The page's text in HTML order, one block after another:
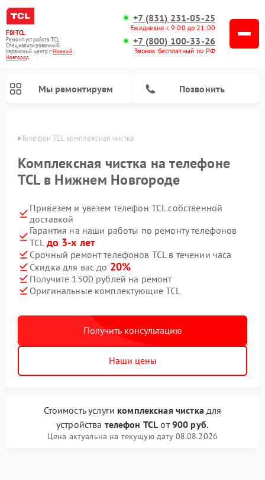
FIX-TCL
Ремонт устройств TCL
Специализированный
cервисный центр г.Нижний
Новгород
+7 (831) 231-05-25
Ежедневно с 9:00 до 21:00
+7 (800) 100-33-26
Звонок бесплатный по РФ
Мы ремонтируем Позвонить
Телефон TCL комплексная чистка
Комплексная чистка на телефоне
TCL в Нижнем Новгороде
Привезем и увезем телефон TCL собственной
доставкой
Гарантия на наши работы по ремонту телефонов
TCL до 3-х лет
Срочный ремонт телефонов TCL в течении часа
Скидка для вас до 20%
Получите 1500 рублей на ремонт
Оригинальные комплектующие TCL
Получить консультацию
Наши цены
Стоимость услуги комплексная чисткадля
устройства телефон TCL от900 руб.
Цена актуальна на текущую дату 08.08.2026